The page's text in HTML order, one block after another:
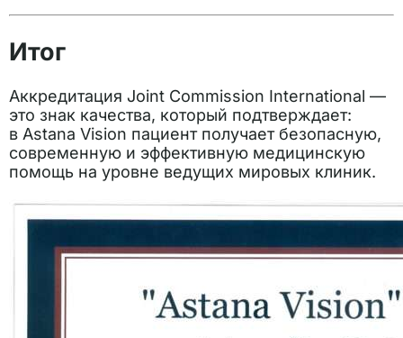
Итог
Аккредитация Joint Commission International —
это знак качества, который подтверждает:
в Astana Vision пациент получает безопасную,
современную и эффективную медицинскую
помощь на уровне ведущих мировых клиник.